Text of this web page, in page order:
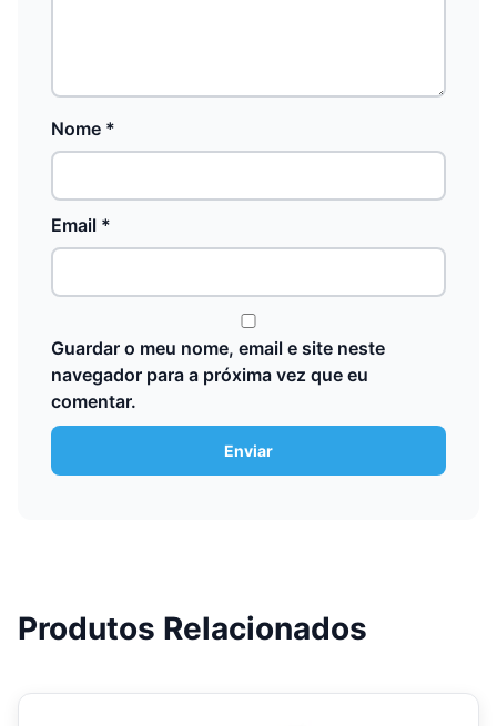
Nome *
Email *
Guardar o meu nome, email e site neste
navegador para a próxima vez que eu
comentar.
Produtos Relacionados